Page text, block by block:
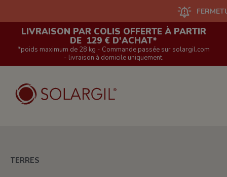
FERMETURE
LIVRAISON PAR COLIS OFFERTE À PARTIR
DE 129 € D'ACHAT*
*poids maximum de 28 kg - Commande passée sur solargil.com
- livraison à domicile uniquement.
TERRES